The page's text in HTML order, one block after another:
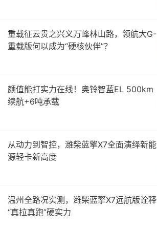
重载征云贵之兴义万峰林山路，领航大G-
重载版何以成为“硬核伙伴”？
颜值能打实力在线！奥铃智蓝EL 500km
续航+6吨承载
从动力到智控，潍柴蓝擎X7全面演绎新能
源轻卡新高度
温州全路况实测，潍柴蓝擎X7远航版诠释
“真拉真跑”硬实力